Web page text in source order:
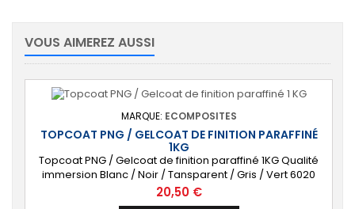
VOUS AIMEREZ AUSSI
MARQUE: ECOMPOSITES
TOPCOAT PNG / GELCOAT DE FINITION PARAFFINÉ
1KG
Topcoat PNG / Gelcoat de finition paraffiné 1KG Qualité
immersion Blanc / Noir / Tansparent / Gris / Vert 6020
Livré avec Catalyseur (2cl)
Prix
20,50 €